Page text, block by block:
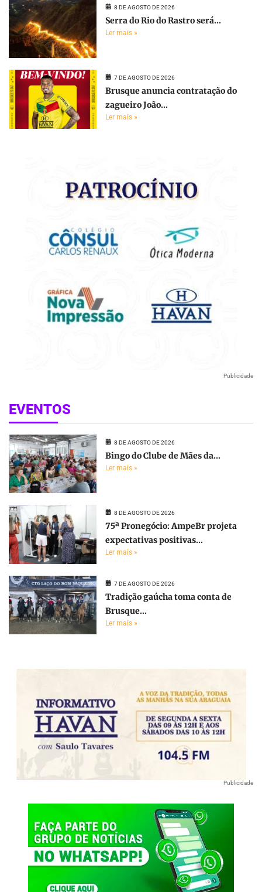
8 DE AGOSTO DE 2026
Serra do Rio do Rastro será...
Ler mais »
7 DE AGOSTO DE 2026
Brusque anuncia contratação do
zagueiro João...
Ler mais »
Publicidade
EVENTOS
8 DE AGOSTO DE 2026
Bingo do Clube de Mães da...
Ler mais »
8 DE AGOSTO DE 2026
75ª Pronegócio: AmpeBr projeta
expectativas positivas...
Ler mais »
7 DE AGOSTO DE 2026
Tradição gaúcha toma conta de
Brusque...
Ler mais »
Publicidade